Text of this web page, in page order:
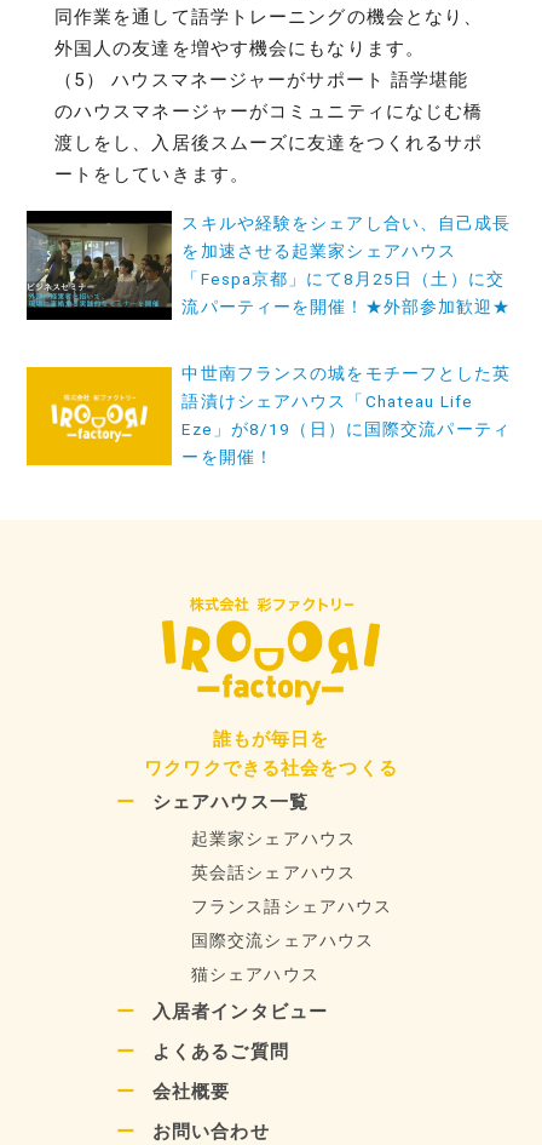
同作業を通して語学トレーニングの機会となり、
外国人の友達を増やす機会にもなります。
（5） ハウスマネージャーがサポート 語学堪能
のハウスマネージャーがコミュニティになじむ橋
渡しをし、入居後スムーズに友達をつくれるサポ
ートをしていきます。
投
稿
ナ
ビ
ゲ
スキルや経験をシェアし合い、自己成長
を加速させる起業家シェアハウス
「Fespa京都」にて8月25日（土）に交
流パーティーを開催！★外部参加歓迎★
中世南フランスの城をモチーフとした英
語漬けシェアハウス「Chateau Life
Eze」が8/19（日）に国際交流パーティ
ーを開催！
誰もが毎日を
ワクワクできる社会をつくる
シェアハウス一覧
起業家シェアハウス
英会話シェアハウス
フランス語シェアハウス
国際交流シェアハウス
猫シェアハウス
入居者インタビュー
よくあるご質問
会社概要
お問い合わせ